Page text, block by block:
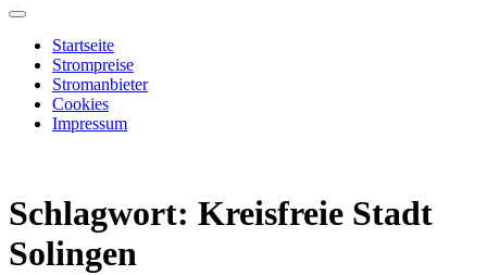
Startseite
Strompreise
Stromanbieter
Cookies
Impressum
Schlagwort: Kreisfreie Stadt
Solingen